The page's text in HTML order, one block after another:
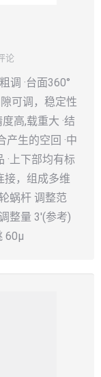
论
调 ·台面360°
可调，稳定性
高,载重大 ·结
生的空回 ·中
·上下部均有标
接，组成多维
蜗杆 调整范
整量 3′(参考)
60μ